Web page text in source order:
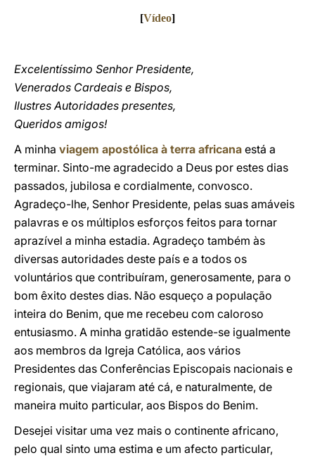
[Vídeo]
Excelentíssimo Senhor Presidente,
Venerados Cardeais e Bispos,
Ilustres Autoridades presentes,
Queridos amigos!
A minha viagem apostólica à terra africana está a
terminar. Sinto-me agradecido a Deus por estes dias
passados, jubilosa e cordialmente, convosco.
Agradeço-lhe, Senhor Presidente, pelas suas amáveis
palavras e os múltiplos esforços feitos para tornar
aprazível a minha estadia. Agradeço também às
diversas autoridades deste país e a todos os
voluntários que contribuíram, generosamente, para o
bom êxito destes dias. Não esqueço a população
inteira do Benim, que me recebeu com caloroso
entusiasmo. A minha gratidão estende-se igualmente
aos membros da Igreja Católica, aos vários
Presidentes das Conferências Episcopais nacionais e
regionais, que viajaram até cá, e naturalmente, de
maneira muito particular, aos Bispos do Benim.
Desejei visitar uma vez mais o continente africano,
pelo qual sinto uma estima e um afecto particular,